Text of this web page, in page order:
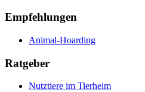
Empfehlungen
Animal-Hoarding
Ratgeber
Nutztiere im Tierheim